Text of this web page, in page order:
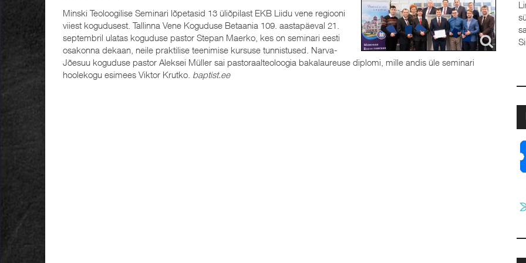
Minski Teoloogilise Seminari lõpetasid 13 üliõpilast EKB Liidu vene regiooni
viiest kogudusest. Tallinna Vene Koguduse Betaania 109. aastapäeval 21.
septembril ulatas koguduse pastor Stepan Maerko, kes on seminari eesti
osakonna dekaan, neile praktilise teenimise kursuse tunnistused. Narva-
Jõesuu koguduse pastor Aleksei Müller sai pastoraalteoloogia bakalaureuse diplomi, mille andis üle seminari
hoolekogu esimees Viktor Krutko. baptist.ee
Linda Sool, Elva
südame Su ette,Sinu
saladused usaldan
Sina mind. Kui ma